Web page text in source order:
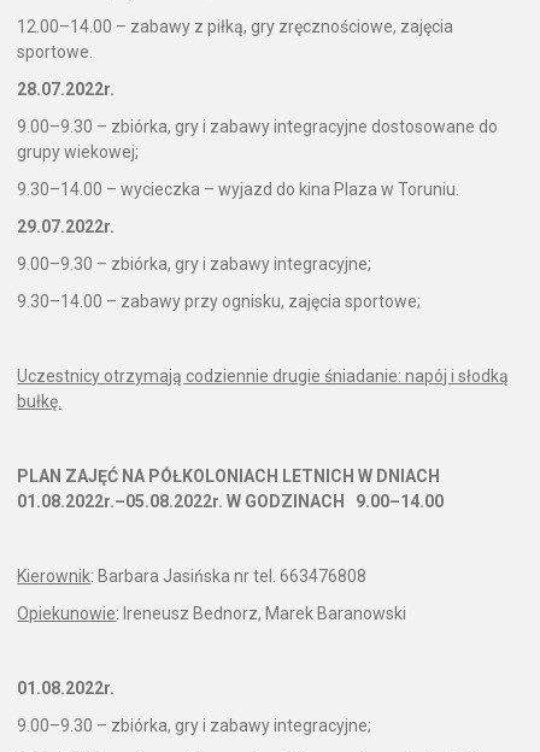
12.00–14.00 – zabawy z piłką, gry zręcznościowe, zajęcia
sportowe.
28.07.2022r.
9.00–9.30 – zbiórka, gry i zabawy integracyjne dostosowane do
grupy wiekowej;
9.30–14.00 – wycieczka – wyjazd do kina Plaza w Toruniu.
29.07.2022r.
9.00–9.30 – zbiórka, gry i zabawy integracyjne;
9.30–14.00 – zabawy przy ognisku, zajęcia sportowe;
Uczestnicy otrzymają codziennie drugie śniadanie: napój i słodką
bułkę.
PLAN ZAJĘĆ NA PÓŁKOLONIACH LETNICH W DNIACH
01.08.2022r.–05.08.2022r. W GODZINACH 9.00–14.00
Kierownik: Barbara Jasińska nr tel. 663476808
Opiekunowie: Ireneusz Bednorz, Marek Baranowski
01.08.2022r.
9.00–9.30 – zbiórka, gry i zabawy integracyjne;